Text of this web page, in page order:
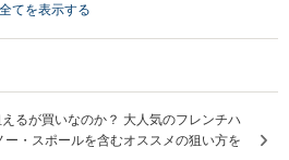
全てを表示する
るが買いなのか？ 大人気のフレンチハ
・スポールを含むオススメの狙い方を